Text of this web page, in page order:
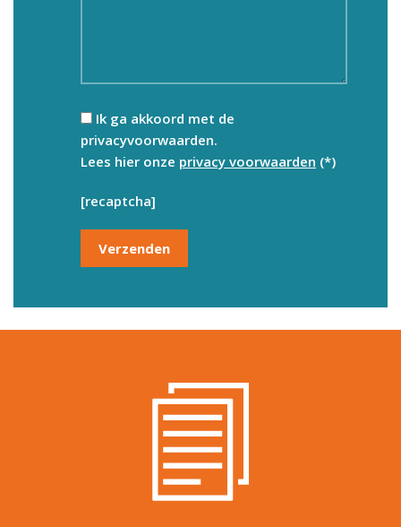
Ik ga akkoord met de
privacyvoorwaarden.
Lees hier onze privacy voorwaarden (*)
[recaptcha]